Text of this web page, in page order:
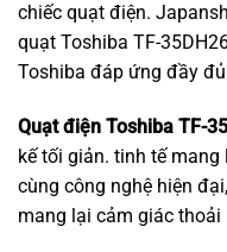
chiếc quạt điện.
quạt Toshiba TF-
Toshiba đáp ứng đầy
Quạt điện Toshiba TF-
kế tối giản. tinh tế
cùng công nghệ hiện
mang lại cảm giác